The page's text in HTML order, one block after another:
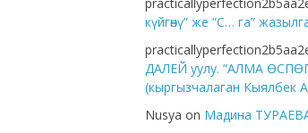
күйгөнү” же “С… га”
ДАЛЕЙ уулу. “АЛМА
(кыргызчалаган
Nusya on Мадина